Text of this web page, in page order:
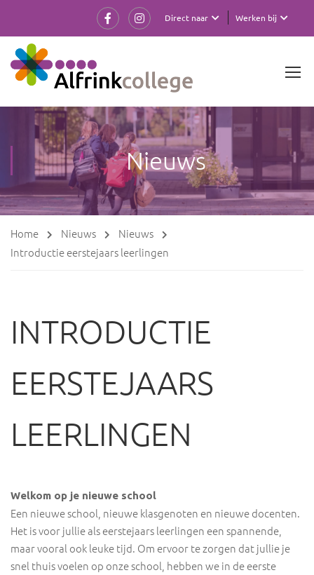
Werken bij
Direct naar
Nieuws
Home Nieuws
Nieuws
Introductie eerstejaars leerlingen
INTRODUCTIE
EERSTEJAARS
LEERLINGEN
Welkom op je nieuwe school
Een nieuwe school, nieuwe klasgenoten en nieuwe docenten.
Het is voor jullie als eerstejaars leerlingen een spannende,
maar vooral ook leuke tijd. Om ervoor te zorgen dat jullie je
snel thuis voelen op onze school, hebben we in de eerste